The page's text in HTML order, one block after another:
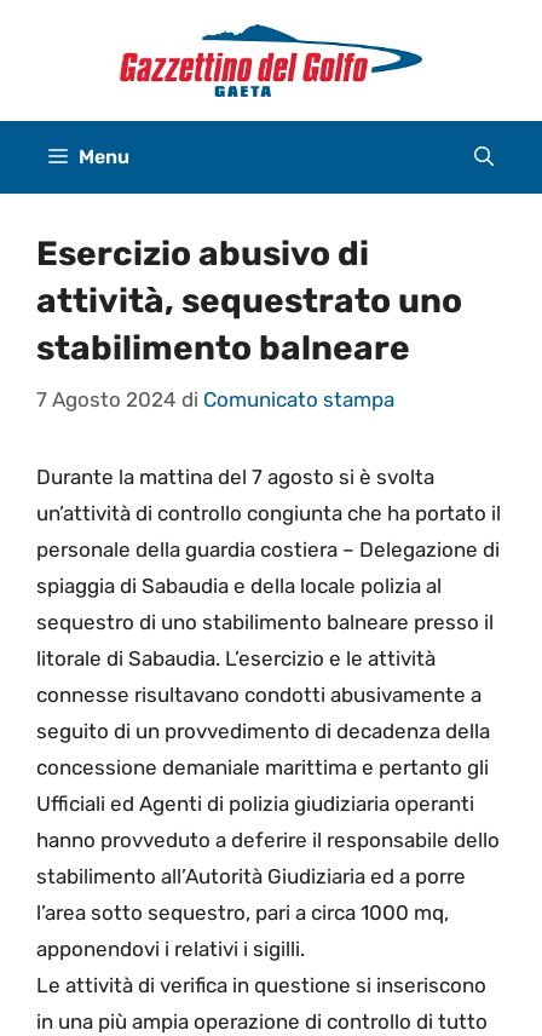
Menu
Esercizio abusivo di
attività, sequestrato uno
stabilimento balneare
7 Agosto 2024 di Comunicato stampa
Durante la mattina del 7 agosto si è svolta
un’attività di controllo congiunta che ha portato il
personale della guardia costiera – Delegazione di
spiaggia di Sabaudia e della locale polizia al
sequestro di uno stabilimento balneare presso il
litorale di Sabaudia. L’esercizio e le attività
connesse risultavano condotti abusivamente a
seguito di un provvedimento di decadenza della
concessione demaniale marittima e pertanto gli
Ufficiali ed Agenti di polizia giudiziaria operanti
hanno provveduto a deferire il responsabile dello
stabilimento all’Autorità Giudiziaria ed a porre
l’area sotto sequestro, pari a circa 1000 mq,
apponendovi i relativi i sigilli.
Le attività di verifica in questione si inseriscono
in una più ampia operazione di controllo di tutto